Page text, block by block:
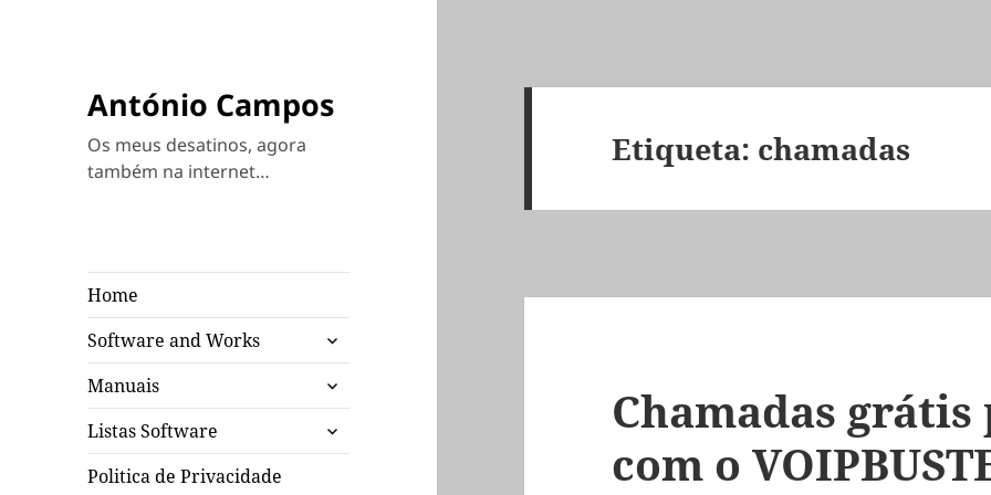
António Campos
Os meus desatinos, agora
também na internet…
Home
Software and Works
expandir
submenu
Manuais
expandir
submenu
Listas Software
expandir
submenu
Politica de Privacidade
Etiqueta: chamadas
Chamadas
com o